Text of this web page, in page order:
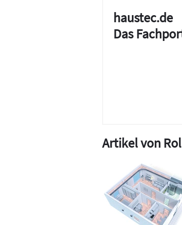
haustec.de
Das
Artikel von